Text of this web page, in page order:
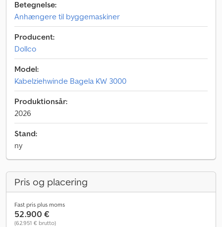
Betegnelse:
Anhængere til byggemaskiner
Producent:
Dollco
Model:
Kabelziehwinde Bagela KW 3000
Produktionsår:
2026
Stand:
ny
Pris og placering
Fast pris plus moms
52.900 €
(62.951 € brutto)